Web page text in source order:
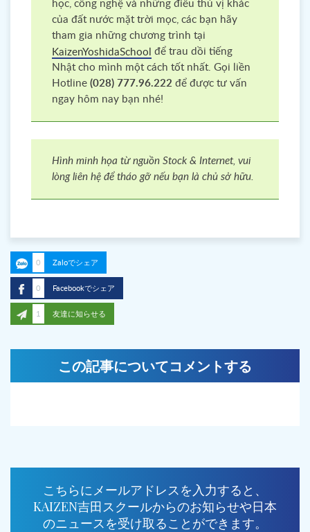
học, công nghệ và những điều thú vị khác
của đất nước mặt trời mọc, các bạn hãy
tham gia những chương trình tại
KaizenYoshidaSchool để trau dồi tiếng
Nhật cho mình một cách tốt nhất. Gọi liền
Hotline (028) 777.96.222 để được tư vấn
ngay hôm nay bạn nhé!
Hình minh họa từ nguồn Stock & Internet, vui
lòng liên hệ để tháo gỡ nếu bạn là chủ sở hữu.
0 Zaloでシェア
0 Facebookでシェア
1 友達に知らせる
この記事についてコメントする
こちらにメールアドレスを入力すると、
KAIZEN吉田スクールからのお知らせや日本
のニュースを受け取ることができます。